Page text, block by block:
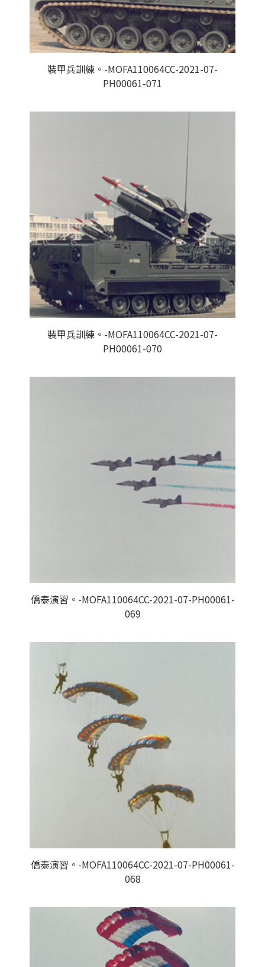
裝甲兵訓練。-MOFA110064CC-2021-07-
PH00061-071
裝甲兵訓練。-MOFA110064CC-2021-07-
PH00061-070
僑泰演習。-MOFA110064CC-2021-07-PH00061-
069
僑泰演習。-MOFA110064CC-2021-07-PH00061-
068